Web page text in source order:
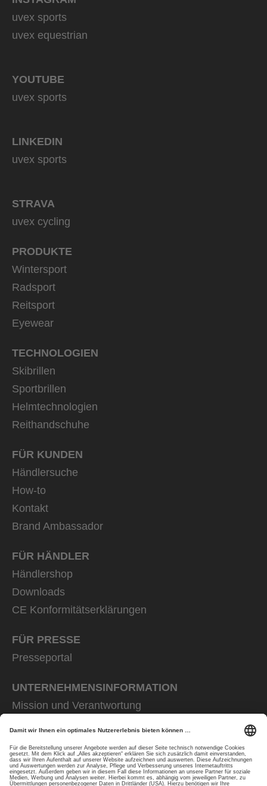
uvex sports
uvex equestrian
YOUTUBE
uvex sports
LINKEDIN
uvex sports
STRAVA
uvex cycling
PRODUKTE
Wintersport
Radsport
Reitsport
Eyewear
TECHNOLOGIEN
Skibrillen
Sportbrillen
Helmtechnologien
Reithandschuhe
FÜR KUNDEN
Händlersuche
How-to
Kontakt
Brand Ambassador
FÜR HÄNDLER
Händlershop
Downloads
CE Konformitätserklärungen
FÜR PRESSE
Presseportal
UNTERNEHMENS­INFORMATION
Mission und Verantwortung
Rainer Winter Stiftung
Karriere